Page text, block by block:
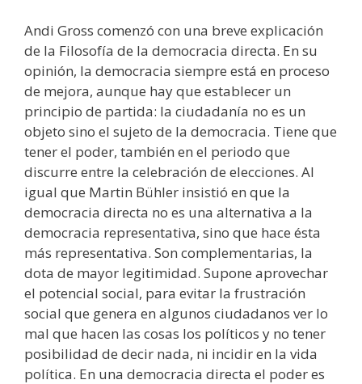
Andi Gross comenzó con una breve explicación
de la Filosofía de la democracia directa. En su
opinión, la democracia siempre está en proceso
de mejora, aunque hay que establecer un
principio de partida: la ciudadanía no es un
objeto sino el sujeto de la democracia. Tiene que
tener el poder, también en el periodo que
discurre entre la celebración de elecciones. Al
igual que Martin Bühler insistió en que la
democracia directa no es una alternativa a la
democracia representativa, sino que hace ésta
más representativa. Son complementarias, la
dota de mayor legitimidad. Supone aprovechar
el potencial social, para evitar la frustración
social que genera en algunos ciudadanos ver lo
mal que hacen las cosas los políticos y no tener
posibilidad de decir nada, ni incidir en la vida
política. En una democracia directa el poder es